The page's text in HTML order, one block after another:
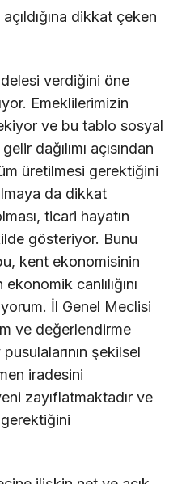
dikkat çeken
verdiğini öne
Emeklilerimizin
ve bu tablo sosyal
dağılımı açısından
üretilmesi gerektiğini
da dikkat
ticari hayatın
gösteriyor. Bunu
kent ekonomisinin
canlılığını
İl Genel Meclisi
ve değerlendirme
şekilsel
iradesini
zayıflatmaktadır ve